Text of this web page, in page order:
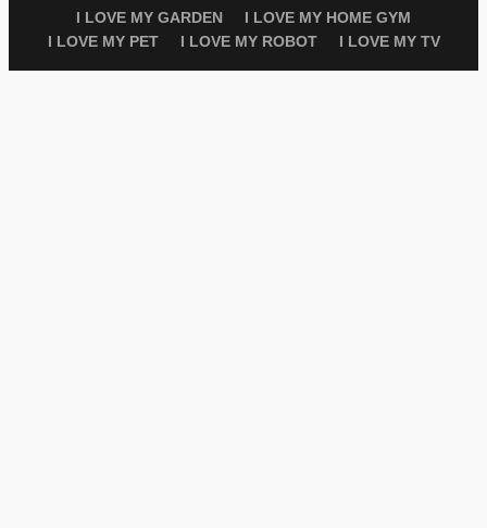
I LOVE MY GARDEN
I LOVE MY HOME GYM
I LOVE MY PET
I LOVE MY ROBOT I LOVE MY TV